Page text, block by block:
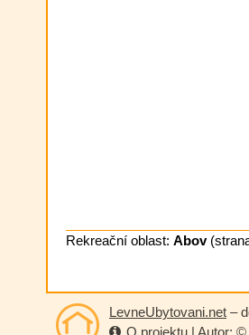
Rekreační oblast: Abov
LevneUbytovani.net –
O projektu | Autor: ©